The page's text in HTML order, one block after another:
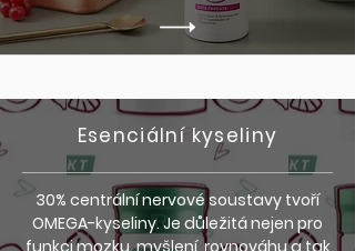
Esenciální kyseliny
30% centrální nervové soustavy tvoří
OMEGA-kyseliny. Je důležitá nejen pro
funkci mozku, myšlení, rovnováhu a tak